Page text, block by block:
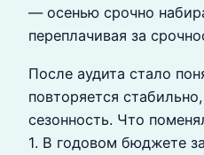
— осенью срочно
переплачивая за
После аудита стало
повторяется
сезонность. Что
1. В годовом бюджете